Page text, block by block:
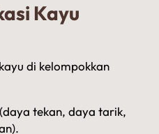
Kayu
di kelompokkan
(daya tekan, daya tarik,